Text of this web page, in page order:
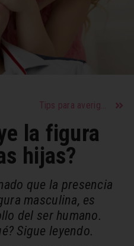
Tips para averiguar tu tono de pelo
la figura
hijas?
que la presencia
masculina, es
del ser humano.
Sigue leyendo.